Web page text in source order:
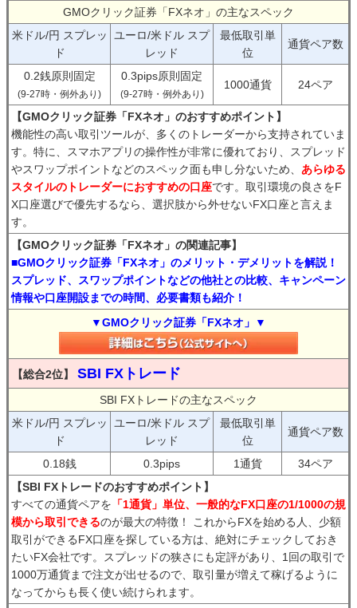
GMOクリック証券「FXネオ」の主なスペック
米ドル/円 スプレッ
ド
ユーロ/米ドル スプ
レッド
最低取引単
位
通貨ペア数
0.2銭原則固定
(9-27時・例外あり)
0.3pips原則固定
(9-27時・例外あり)
1000通貨 24ペア
【GMOクリック証券「FXネオ」のおすすめポイント】
機能性の高い取引ツールが、多くのトレーダーから支持されていま
す。特に、スマホアプリの操作性が非常に優れており、スプレッド
やスワップポイントなどのスペック面も申し分ないため、 あらゆる
スタイルのトレーダーにおすすめの口座です。取引環境の良さをF
X口座選びで優先するなら、選択肢から外せないFX口座と言えま
す。
【GMOクリック証券「FXネオ」の関連記事】
■GMOクリック証券「FXネオ」のメリット・デメリットを解説！
スプレッド、スワップポイントなどの他社との比較、キャンペーン
情報や口座開設までの時間、必要書類も紹介！
▼GMOクリック証券「FXネオ」▼
【総合2位】 SBI FXトレード
SBI FXトレードの主なスペック
米ドル/円 スプレッ
ド
ユーロ/米ドル スプ
レッド
最低取引単
位
通貨ペア数
0.18銭 0.3pips 1通貨
34ペア
【SBI FXトレードのおすすめポイント】
すべての通貨ペアを 「1通貨」単位、一般的なFX口座の1/1000の規
模から取引できるのが最大の特徴！ これからFXを始める人、少額
取引ができるFX口座を探している方は、絶対にチェックしておき
たいFX会社です。スプレッドの狭さにも定評があり、1回の取引で
1000万通貨まで注文が出せるので、取引量が増えて稼げるように
なってからも長く使い続けられます。